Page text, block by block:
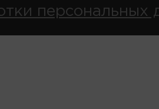
персональных